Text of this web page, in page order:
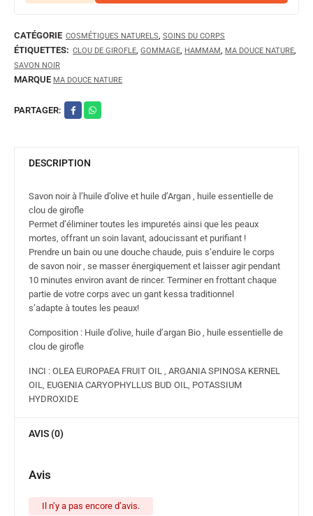
CATÉGORIE COSMÉTIQUES NATURELS, SOINS DU CORPS
ÉTIQUETTES: CLOU DE GIROFLE, GOMMAGE, HAMMAM, MA DOUCE NATURE,
SAVON NOIR
MARQUE MA DOUCE NATURE
PARTAGER:
DESCRIPTION
Savon noir à l’huile d’olive et huile d’Argan , huile essentielle de
clou de girofle
Permet d’éliminer toutes les impuretés ainsi que les peaux
mortes, offrant un soin lavant, adoucissant et purifiant !
Prendre un bain ou une douche chaude, puis s’enduire le corps
de savon noir , se masser énergiquement et laisser agir pendant
10 minutes environ avant de rincer. Terminer en frottant chaque
partie de votre corps avec un gant kessa traditionnel
s’adapte à toutes les peaux!
Composition : Huile d’olive, huile d’argan Bio , huile essentielle de
clou de girofle
INCI : OLEA EUROPAEA FRUIT OIL , ARGANIA SPINOSA KERNEL
OIL, EUGENIA CARYOPHYLLUS BUD OIL, POTASSIUM
HYDROXIDE
AVIS (0)
Avis
Il n’y a pas encore d’avis.